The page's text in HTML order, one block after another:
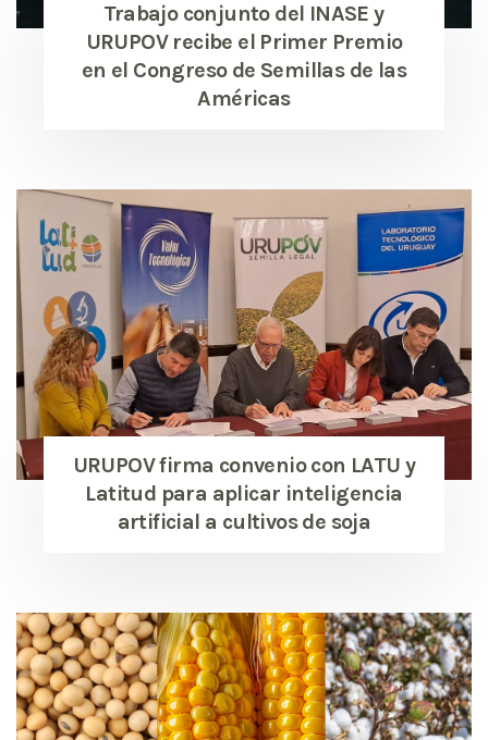
Trabajo conjunto del INASE y
URUPOV recibe el Primer Premio
en el Congreso de Semillas de las
Américas
URUPOV firma convenio con LATU y
Latitud para aplicar inteligencia
artificial a cultivos de soja